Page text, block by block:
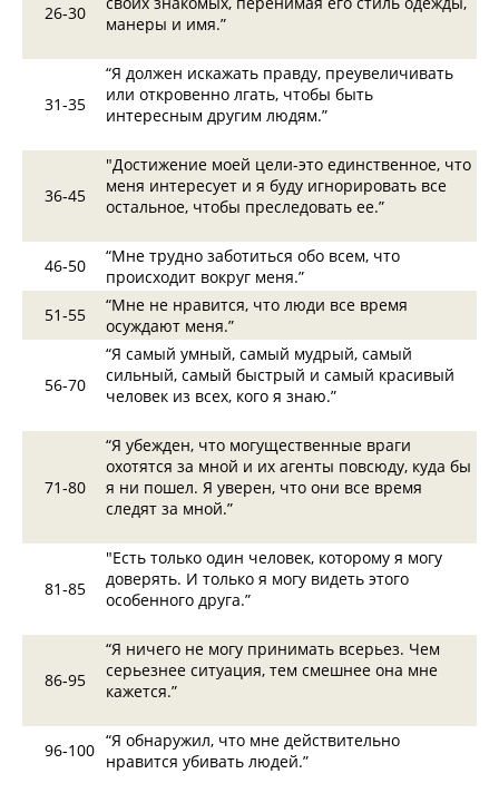
26‑30
манеры и имя.”
31‑35
“Я должен искажать правду, преувеличивать
или откровенно лгать, чтобы быть
интересным другим людям.”
36‑45
"Достижение моей цели-это единственное, что
меня интересует и я буду игнорировать все
остальное, чтобы преследовать ее.”
46‑50
“Мне трудно заботиться обо всем, что
происходит вокруг меня.”
51‑55
“Мне не нравится, что люди все время
осуждают меня.”
56‑70
“Я самый умный, самый мудрый, самый
сильный, самый быстрый и самый красивый
человек из всех, кого я знаю.”
71‑80
“Я убежден, что могущественные враги
охотятся за мной и их агенты повсюду, куда бы
я ни пошел. Я уверен, что они все время
следят за мной.”
81‑85
"Есть только один человек, которому я могу
доверять. И только я могу видеть этого
особенного друга.”
86‑95
“Я ничего не могу принимать всерьез. Чем
серьезнее ситуация, тем смешнее она мне
кажется.”
96‑100 “Я обнаружил, что мне действительно
нравится убивать людей.”